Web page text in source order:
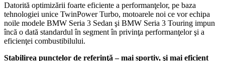
Datorită optimizării foarte eficiente a performanţelor, pe baza
tehnologiei unice TwinPower Turbo, motoarele noi ce vor echipa
noile modele BMW Seria 3 Sedan şi BMW Seria 3 Touring impun
încă o dată standardul în segment în privinţa performanţelor şi a
eficienţei combustibilului.
Stabilirea punctelor de referinţă – mai sportiv, şi mai eficient